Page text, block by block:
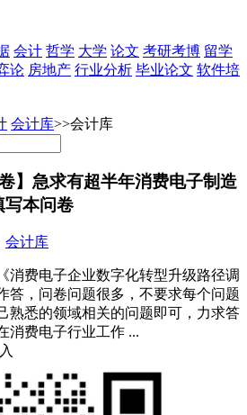
会计 哲学 大学 论文 考研考博 留学
论 房地产 行业分析 毕业论文 软件培
会计库>>会计库
】急求有超半年消费电子制造
写本问卷
会计库
消费电子企业数字化转型升级路径调
答，问卷问题很多，不要求每个问题
熟悉的领域相关的问题即可，力求答
消费电子行业工作 ...